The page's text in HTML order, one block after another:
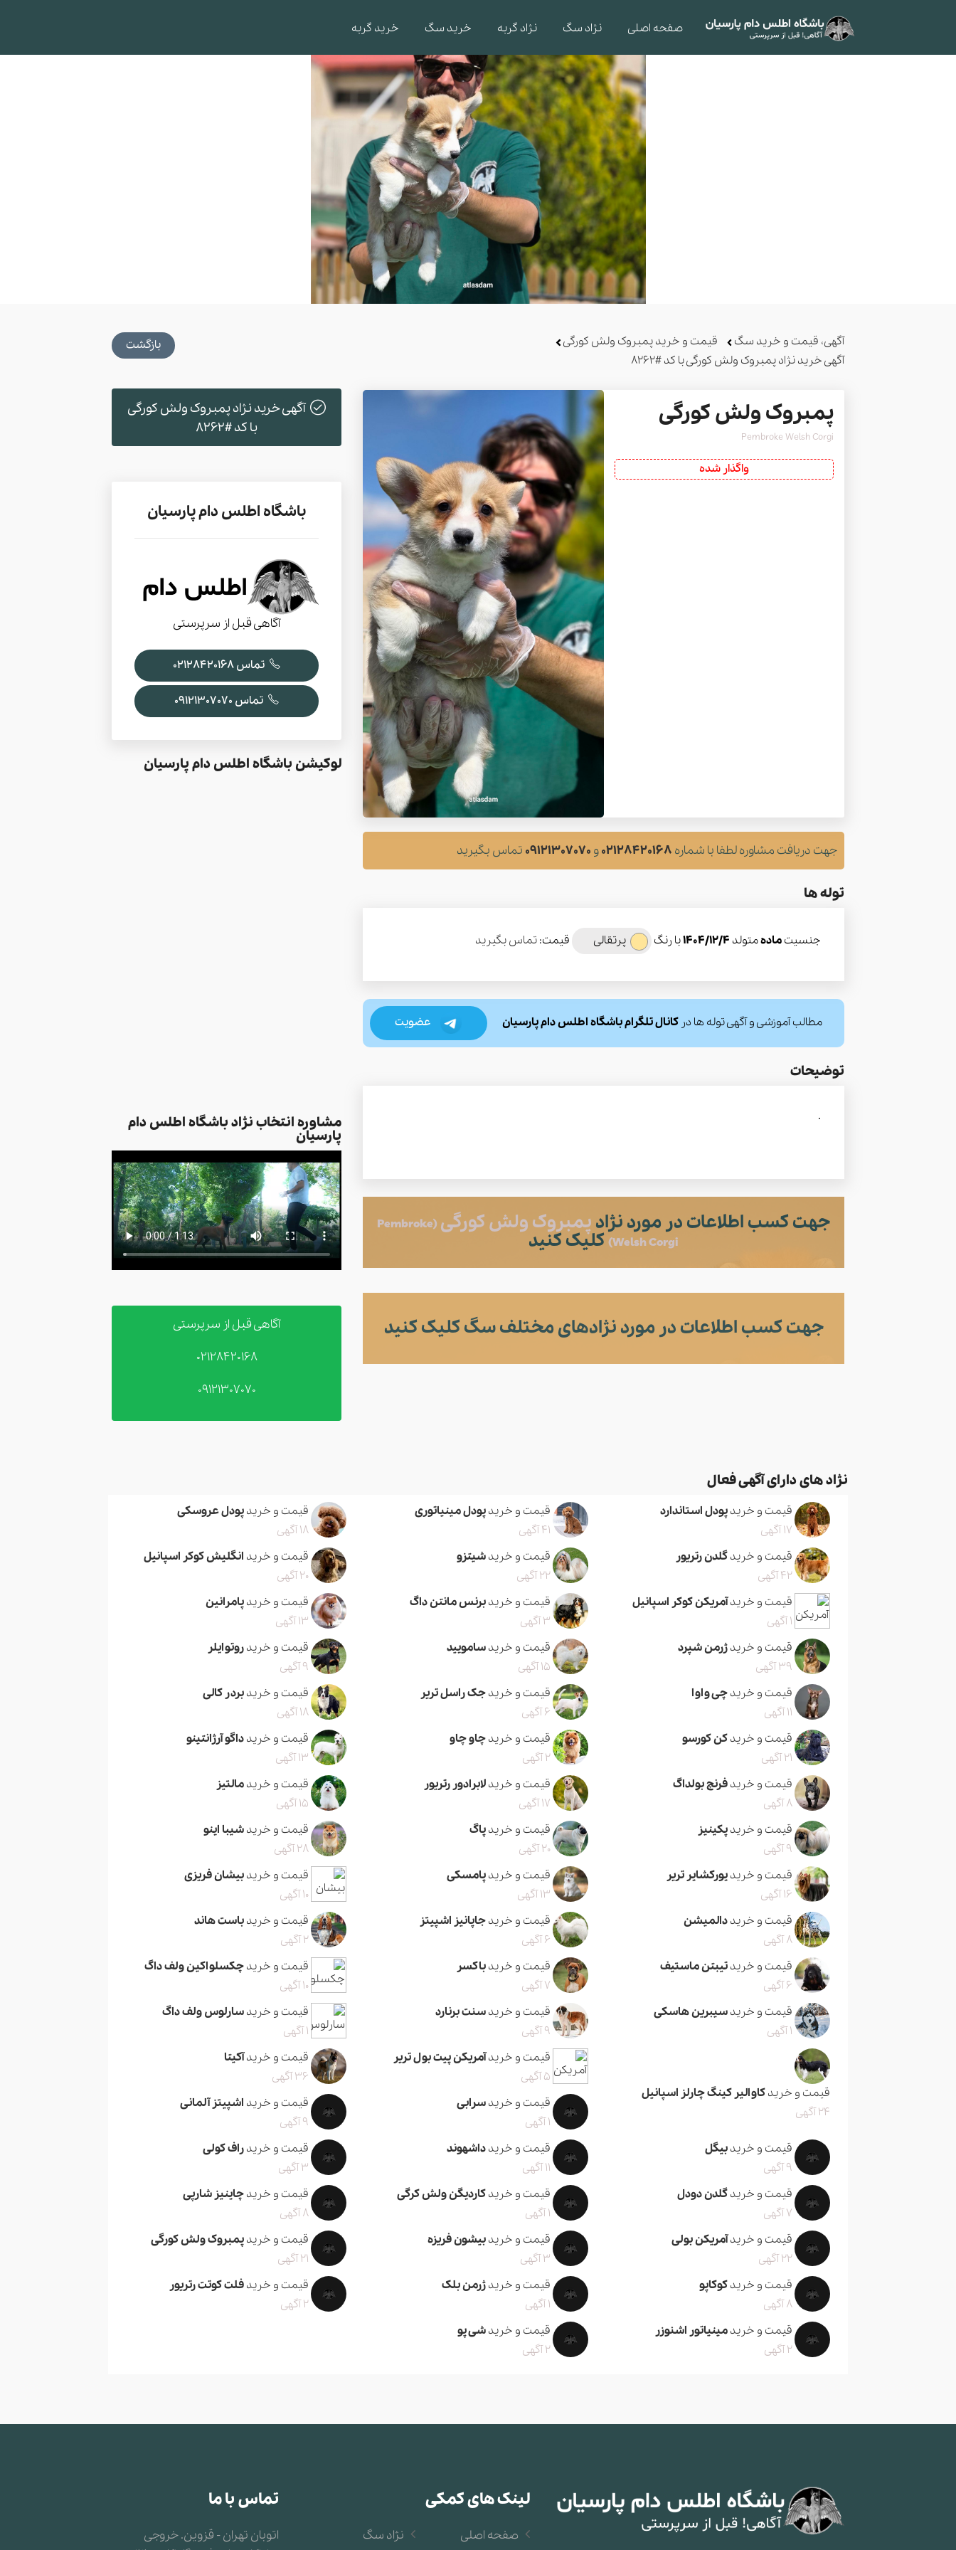
صفحه اصلی نژاد سگ نژاد گربه خرید سگ خرید گربه
بازگشت آگهی، قیمت و خرید سگ
قیمت و خرید پمبروک ولش کورگی
آگهی خرید نژاد پمبروک ولش کورگی با کد #8262
پمبروک ولش کورگی
Pembroke Welsh Corgi
واگذار شده
جهت دریافت مشاوره لطفا با شماره 02128420168و 09121307070 تماس بگیرید
توله ها
جنسیتمادهمتولد 1404/12/4با رنگ پرتقالی قیمت:تماس بگیرید
مطالب آموزشی و آگهی توله ها در کانال تلگرام باشگاه اطلس دام پارسیان عضویت
توضیحات
.
جهت کسب اطلاعات در مورد نژاد پمبروک ولش کورگی (Pembroke
Welsh Corgi) کلیک کنید
جهت کسب اطلاعات در مورد نژادهای مختلف سگ کلیک کنید
آگهی خرید نژاد پمبروک ولش کورگی
با کد #8262
باشگاه اطلس دام پارسیان
آگاهی قبل از سرپرستی
تماس 02128420168
تماس 09121307070
لوکیشن باشگاه اطلس دام پارسیان
مشاوره انتخاب نژاد باشگاه اطلس دام
پارسیان
آگاهی قبل از سرپرستی
02128420168
09121307070
نژاد های دارای آگهی فعال
قیمت و خریدپودل استاندارد
17 آگهی
قیمت و خریدپودل مینیاتوری
41 آگهی
قیمت و خریدپودل عروسکی
18 آگهی
قیمت و خریدگلدن رتریور
42 آگهی
قیمت و خریدشیتزو
22 آگهی
قیمت و خرید انگلیش کوکر اسپانیل
20 آگهی
قیمت و خریدآمریکن کوکر اسپانیل
1 آگهی
قیمت و خریدبرنس مانتن داگ
3 آگهی
قیمت و خریدپامرانین
13 آگهی
قیمت و خریدژرمن شپرد
39 آگهی
قیمت و خریدسامویید
15 آگهی
قیمت و خریدروتوایلر
9 آگهی
قیمت و خریدچی واوا
11 آگهی
قیمت و خریدجک راسل تریر
6 آگهی
قیمت و خریدبردر کالی
18 آگهی
قیمت و خریدکن کورسو
21 آگهی
قیمت و خریدچاو چاو
2 آگهی
قیمت و خریدداگو آرژانتینو
13 آگهی
قیمت و خریدفرنچ بولداگ
8 آگهی
قیمت و خریدلابرادور رتریور
17 آگهی
قیمت و خریدمالتیز
15 آگهی
قیمت و خریدپکینیز
9 آگهی
قیمت و خریدپاگ
20 آگهی
قیمت و خریدشیبا اینو
28 آگهی
قیمت و خریدیورکشایر تریر
16 آگهی
قیمت و خریدپامسکی
13 آگهی
قیمت و خریدبیشان فریزی
10 آگهی
قیمت و خریددالمیشن
8 آگهی
قیمت و خریدجاپانیز اشپیتز
6 آگهی
قیمت و خریدباست هاند
2 آگهی
قیمت و خریدتیبتن ماستیف
6 آگهی
قیمت و خریدباکسر
7 آگهی
قیمت و خریدچکسلواکین ولف داگ
10 آگهی
قیمت و خریدسیبرین هاسکی
1 آگهی
قیمت و خریدسنت برنارد
9 آگهی
قیمت و خریدسارلوس ولف داگ
1 آگهی
قیمت و خریدکاوالیر کینگ چارلز اسپانیل
24 آگهی
قیمت و خریدآمریکن پیت بول تریر
5 آگهی
قیمت و خریدآکیتا
36 آگهی
قیمت و خریدسرابی
1 آگهی
قیمت و خرید اشپیتز آلمانی
9 آگهی
قیمت و خریدبیگل
9 آگهی
قیمت و خریدداشهوند
11 آگهی
قیمت و خریدراف کولی
3 آگهی
قیمت و خریدگلدن دودل
7 آگهی
قیمت و خریدکاردیگن ولش کرگی
1 آگهی
قیمت و خریدچاینیز شارپی
8 آگهی
قیمت و خریدآمریکن بولی
22 آگهی
قیمت و خریدبیشون فریزه
3 آگهی
قیمت و خریدپمبروک ولش کورگی
21 آگهی
قیمت و خریدکوکاپو
8 آگهی
قیمت و خریدژرمن بلک
1 آگهی
قیمت و خریدفلت کوتت رتریور
2 آگهی
قیمت و خریدمینیاتور اشنوزر
2 آگهی
قیمت و خریدشی پو
2 آگهی
لینک های کمکی
نژاد سگ صفحه اصلی
تماس با ما
اتوبان تهران - قزوین. خروجی